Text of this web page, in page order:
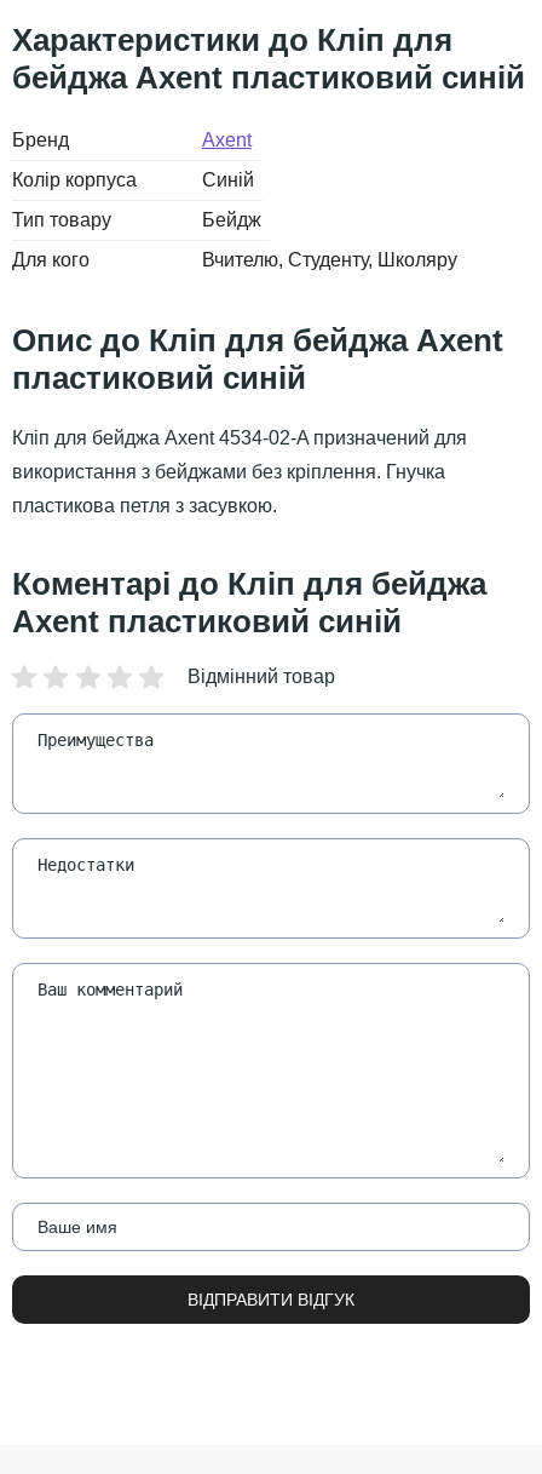
Кліп для
бейджа Axent пластиковий синій
Бренд
Axent
Колір корпуса
Синій
Тип товару
Бейдж
Для кого
Вчителю Студенту Школяру
Кліп для бейджа Axent
пластиковий синій
Кліп для бейджа Axent 4534-02-A призначений для
використання з бейджами без кріплення. Гнучка
пластикова петля з засувкою.
Кліп для бейджа
Axent пластиковий синій